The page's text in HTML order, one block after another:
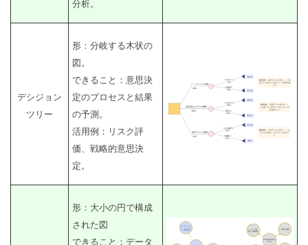
分析。
デシジョン
ツリー
形：分岐する木状の
図。
できること：意思決
定のプロセスと結果
の予測。
活用例：リスク評
価、戦略的意思決
定。
形：大小の円で構成
された図
できること：データ